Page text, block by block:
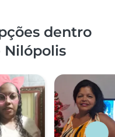
dentro
Nilópolis